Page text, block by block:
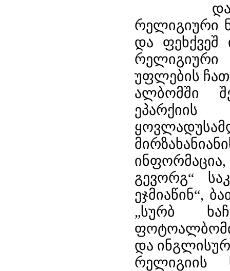
რელიგიური
და ფეხქვეშ
რელიგიური
უფლების
ალბომში
გევორგ“
ეჯმიაწინ“,
„სურბ
და ინგლისურ
რელიგიის